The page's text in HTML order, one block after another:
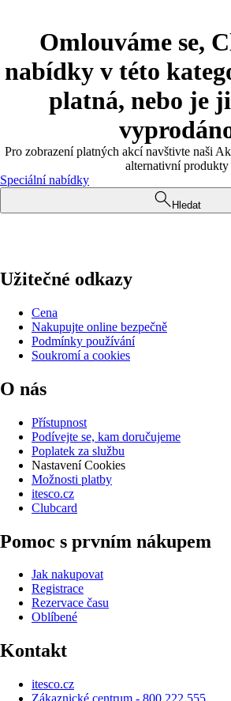
Omlouváme se,
nabídky v této
platná, nebo je
Pro zobrazení platných akcí navštivte naši
alternativní produkty
Speciální nabídky
Hledat
Užitečné odkazy
Cena
Nakupujte online bezpečně
Podmínky používání
Soukromí a cookies
O nás
Přístupnost
Podívejte se, kam doručujeme
Poplatek za službu
Nastavení Cookies
Možnosti platby
itesco.cz
Clubcard
Pomoc s prvním nákupem
Jak nakupovat
Registrace
Rezervace času
Oblíbené
Kontakt
itesco.cz